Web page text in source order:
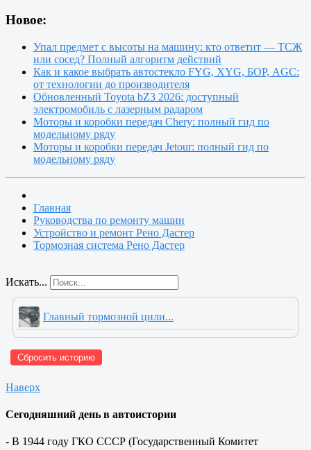
Новое:
Упал предмет с высоты на машину: кто ответит — ТСЖ
или сосед? Полный алгоритм действий
Как и какое выбрать автостекло FYG, XYG, БОР, AGC:
от технологии до производителя
Обновленный Toyota bZ3 2026: доступный
электромобиль с лазерным радаром
Моторы и коробки передач Chery: полный гид по
модельному ряду
Моторы и коробки передач Jetour: полный гид по
модельному ряду
Главная
Руководства по ремонту машин
Устройство и ремонт Рено Дастер
Тормозная система Рено Дастер
Искать...
Главный тормозной цили...
Сбросить историю
Наверх
Сегодняшний день в автоистории
- В 1944 году ГКО СССР (Государственный Комитет